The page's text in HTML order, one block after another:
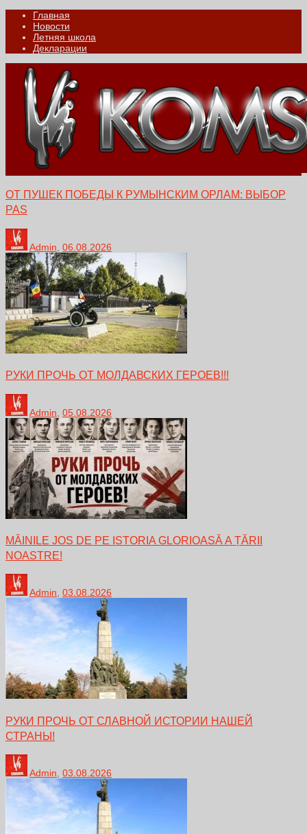
Главная
Новости
Летняя школа
Декларации
ОТ ПУШЕК ПОБЕДЫ К РУМЫНСКИМ ОРЛАМ: ВЫБОР
PAS
Admin 06.08.2026
РУКИ ПРОЧЬ ОТ МОЛДАВСКИХ ГЕРОЕВ!!!
Admin 05.08.2026
MÂINILE JOS DE PE ISTORIA GLORIOASĂ A ȚĂRII
NOASTRE!
Admin, 03.08.2026
РУКИ ПРОЧЬ ОТ СЛАВНОЙ ИСТОРИИ НАШЕЙ
СТРАНЫ!
Admin 03.08.2026